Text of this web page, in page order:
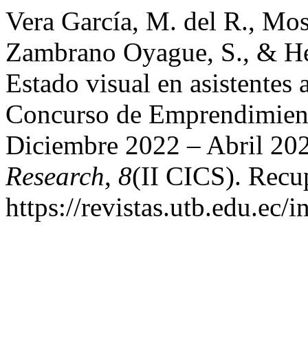
Vera García, M. del R.,
Zambrano Oyague, S., &
Estado visual en
Concurso de
Diciembre 2022 – Abril
Research, 8(II CICS).
https://revistas.utb.edu.ec/